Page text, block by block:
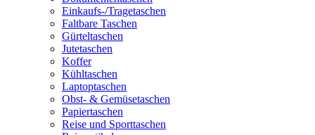
Einkaufs-/Tragetaschen
Faltbare Taschen
Gürteltaschen
Jutetaschen
Koffer
Kühltaschen
Laptoptaschen
Obst- & Gemüsetaschen
Papiertaschen
Reise und Sporttaschen